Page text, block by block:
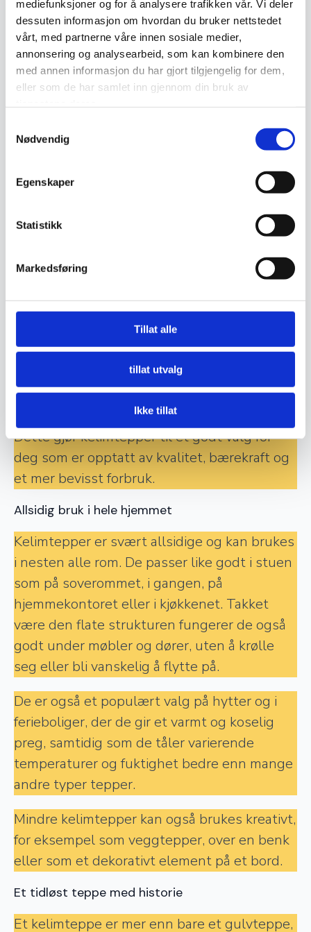
mediefunksjoner og for å analysere trafikken vår. Vi deler
dessuten informasjon om hvordan du bruker nettstedet
vårt, med partnerne våre innen sosiale medier,
annonsering og analysearbeid, som kan kombinere den
med annen informasjon du har gjort tilgjengelig for dem,
eller som de har samlet inn gjennom din bruk av
Nødvendig
Egenskaper
Statistikk
Markedsføring
Tillat alle
tillat utvalg
Ikke tillat
og grafiske uttrykk.
Enten du ønsker et teppe som skaper
kontrast i rommet eller et som smelter
harmonisk inn i interiøret, finnes det et
kelimteppe som passer din stil. En annen av
fordelene med kelimtepper er at de tilfører
samtidig som det fungerer som et dekorativt
blikkfang.
Miljøvennlig og bærekraftig valg
Mange kelimtepper er håndvevd av naturlige
materialer og farget med tradisjonelle
teknikker, noe som gjør dem til et mer
bærekraftig alternativ sammenlignet med
velge et kelimteppe investerer du i et
produkt med lang levetid, lavere miljøavtrykk
Dette gjør kelimtepper til et godt valg for
deg som er opptatt av kvalitet, bærekraft og
et mer bevisst forbruk.
Allsidig bruk i hele hjemmet
Kelimtepper er svært allsidige og kan brukes
i nesten alle rom. De passer like godt i stuen
som på soverommet, i gangen, på
hjemmekontoret eller i kjøkkenet. Takket
være den flate strukturen fungerer de også
godt under møbler og dører, uten å krølle
seg eller bli vanskelig å flytte på.
De er også et populært valg på hytter og i
ferieboliger, der de gir et varmt og koselig
preg, samtidig som de tåler varierende
temperaturer og fuktighet bedre enn mange
andre typer tepper.
Mindre kelimtepper kan også brukes kreativt,
for eksempel som veggtepper, over en benk
eller som et dekorativt element på et bord.
Et tidløst teppe med historie
Et kelimteppe er mer enn bare et gulvteppe,